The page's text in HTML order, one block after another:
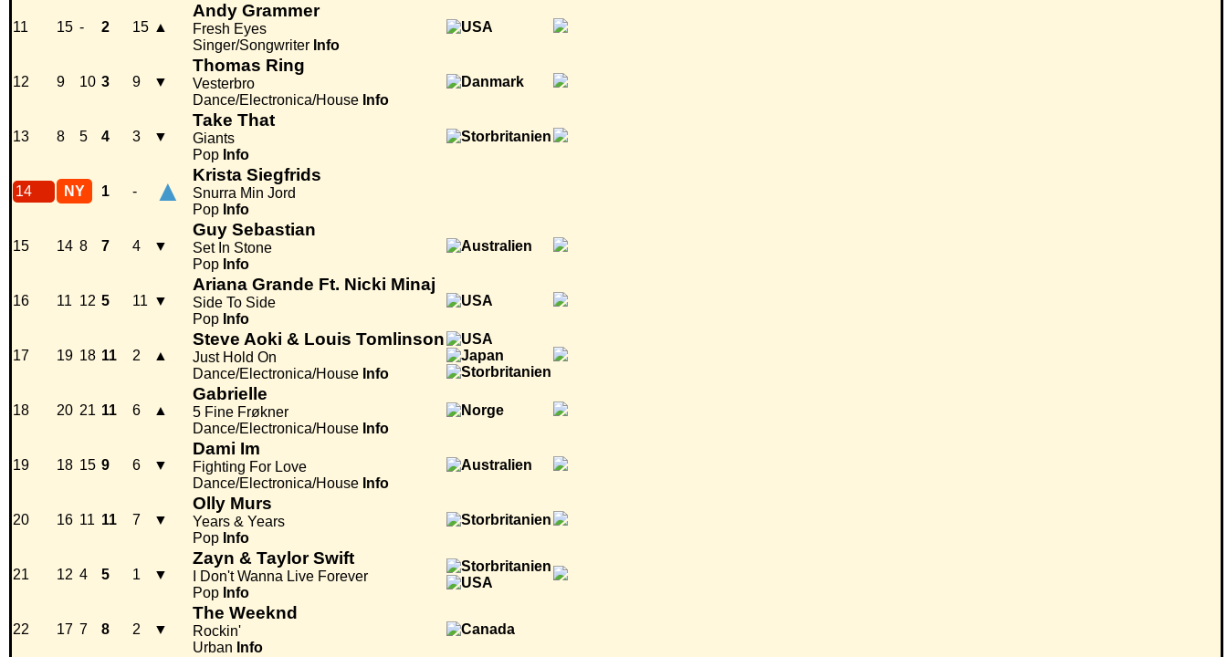
11 15 - 2 15 ▲
Andy Grammer
Fresh Eyes
Singer/Songwriter Info
12 9 10 3 9 ▼
Thomas Ring
Vesterbro
Dance/Electronica/House Info
13 8 5 4 3 ▼
Take That
Giants
Pop Info
14 NY 1 - ▲ Krista Siegfrids
Snurra Min Jord
Pop Info
15 14 8 7 4 ▼
Guy Sebastian
Set In Stone
Pop Info
16 11 12 5 11 ▼
Ariana Grande Ft. Nicki Minaj
Side To Side
Pop Info
17 19 18 11 2 ▲
Steve Aoki & Louis Tomlinson
Just Hold On
Dance/Electronica/House Info
18 20 21 11 6 ▲
Gabrielle
5 Fine Frøkner
Dance/Electronica/House Info
19 18 15 9 6 ▼
Dami Im
Fighting For Love
Dance/Electronica/House Info
20 16 11 11 7 ▼
Olly Murs
Years & Years
Pop Info
21 12 4 5 1 ▼
Zayn & Taylor Swift
I Don't Wanna Live Forever
Pop Info
22 17 7 8 2 ▼
The Weeknd
Rockin'
Urban Info